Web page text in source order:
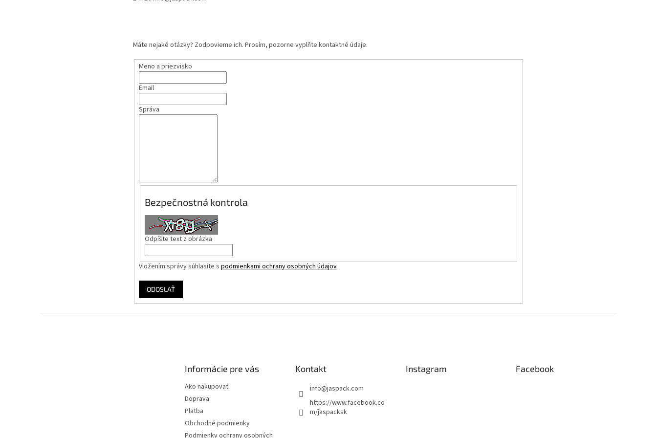
Máte nejaké otázky? Zodpovieme ich. Prosím, pozorne vyplňte kontaktné údaje.
Meno a priezvisko
Email
Správa
Bezpečnostná kontrola
Odpíšte text z obrázka
Vložením správy súhlasíte s podmienkami ochrany osobných údajov
ODOSLAŤ
Informácie pre vás
Ako nakupovať
Doprava
Platba
Obchodné podmienky
Podmienky ochrany osobných
Kontakt
info@jaspack.com
https://www.facebook.co
m/jaspacksk
Instagram Facebook